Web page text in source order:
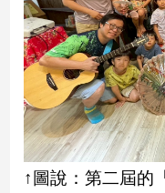
觀
點
兩
岸/
國
際
社
↑圖說：第二屆的